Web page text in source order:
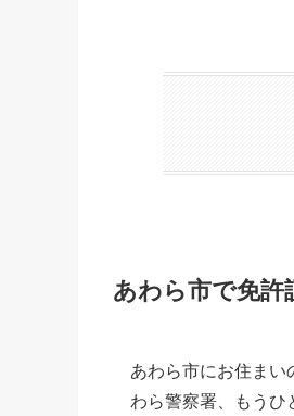
あわら市で免
あわら市にお住ま
わら警察署、もう